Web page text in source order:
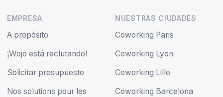
EMPRESA
A propósito
¡Wojo está reclutando!
Solicitar presupuesto
Nos solutions pour les
NUESTRAS CIUDADES
Coworking Paris
Coworking Lyon
Coworking Lille
Coworking Barcelona